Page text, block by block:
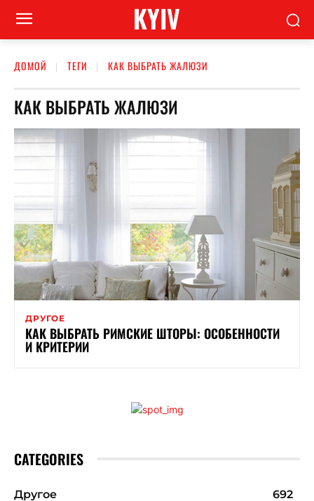
KYIV
ДОМОЙ ТЕГИ КАК ВЫБРАТЬ ЖАЛЮЗИ
КАК ВЫБРАТЬ ЖАЛЮЗИ
ДРУГОЕ
КАК ВЫБРАТЬ РИМСКИЕ ШТОРЫ: ОСОБЕННОСТИ
И КРИТЕРИИ
CATEGORIES
Другое
692